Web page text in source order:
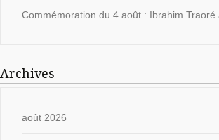
Commémoration du 4 août : Ibrahim
Archives
août 2026